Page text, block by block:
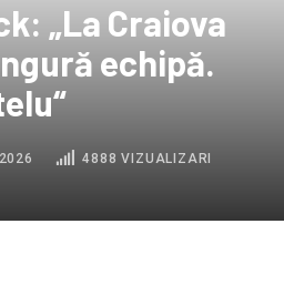
„La Craiova
echipă.
4888 VIZUALIZARI